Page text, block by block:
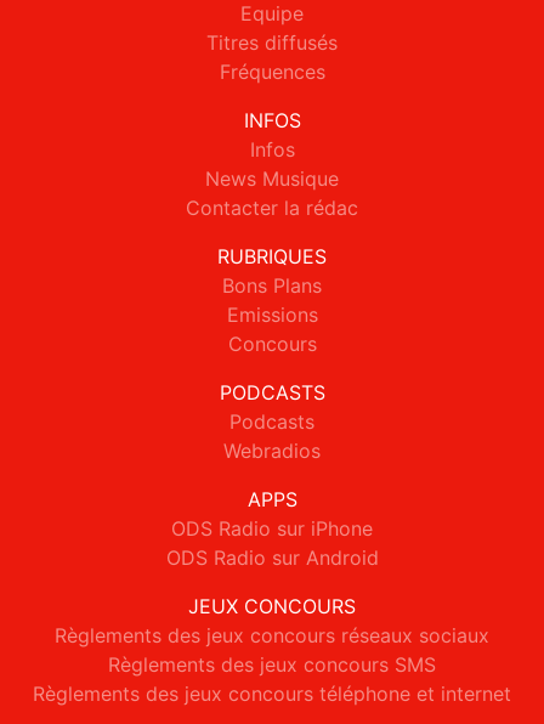
Equipe
Titres diffusés
Fréquences
INFOS
Infos
News Musique
Contacter la rédac
RUBRIQUES
Bons Plans
Emissions
Concours
PODCASTS
Podcasts
Webradios
APPS
ODS Radio sur iPhone
ODS Radio sur Android
JEUX CONCOURS
Règlements des jeux concours réseaux sociaux
Règlements des jeux concours SMS
Règlements des jeux concours téléphone et internet